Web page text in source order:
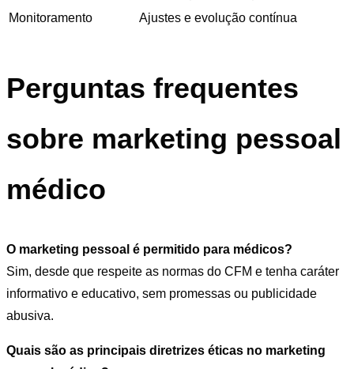
Monitoramento
Ajustes e evolução contínua
Perguntas frequentes
sobre marketing pessoal
médico
O marketing pessoal é permitido para médicos?
Sim, desde que respeite as normas do CFM e tenha caráter
informativo e educativo, sem promessas ou publicidade
abusiva.
Quais são as principais diretrizes éticas no marketing